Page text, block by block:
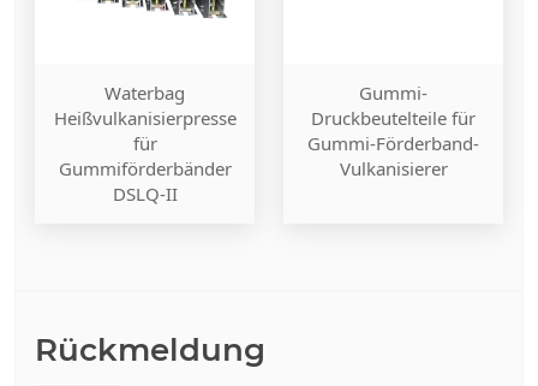
Waterbag
Heißvulkanisierpresse
für
Gummiförderbänder
DSLQ-II
Gummi-
Druckbeutelteile für
Gummi-Förderband-
Vulkanisierer
Rückmeldung